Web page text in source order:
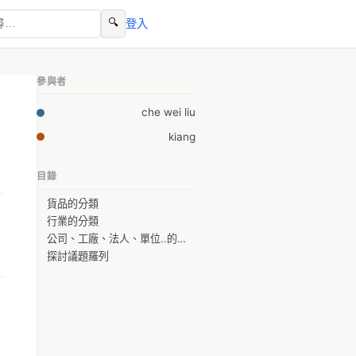
🔍 登入
參與者
che wei liu
kiang
目錄
貨品的分類
行業的分類
公司、工廠、法人、單位..的資料庫
探討議題羅列